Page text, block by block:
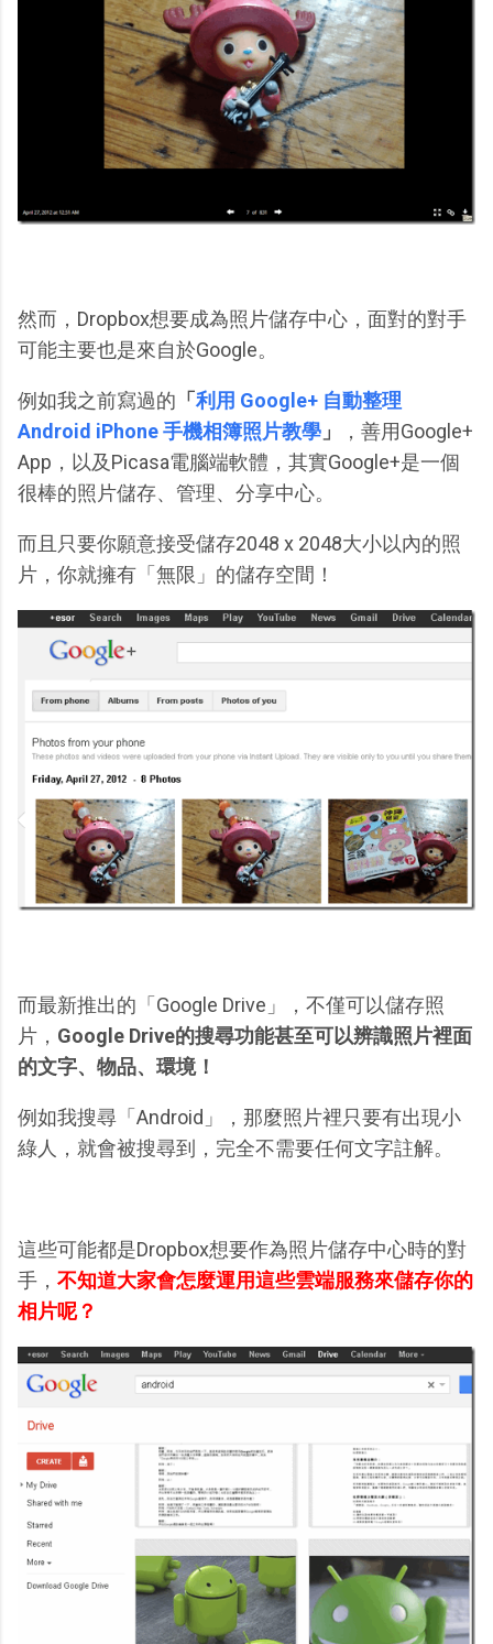
然而，Dropbox想要成為照片儲存中心，面對的對手
可能主要也是來自於Google。
例如我之前寫過的 「利用 Google+ 自動整理
Android iPhone 手機相簿照片教學 」
，善用Google+
App，以及Picasa電腦端軟體，其實Google+是一個
很棒的照片儲存、管理、分享中心。
而且只要你願意接受儲存2048 x 2048大小以內的照
片，你就擁有「無限」的儲存空間！
而最新推出的「Google Drive」，不僅可以儲存照
片， Google Drive的搜尋功能甚至可以辨識照片裡面
的文字、物品、環境！
例如我搜尋「Android」，那麼照片裡只要有出現小
綠人，就會被搜尋到，完全不需要任何文字註解。
這些可能都是Dropbox想要作為照片儲存中心時的對
手， 不知道大家會怎麼運用這些雲端服務來儲存你的
相片呢？